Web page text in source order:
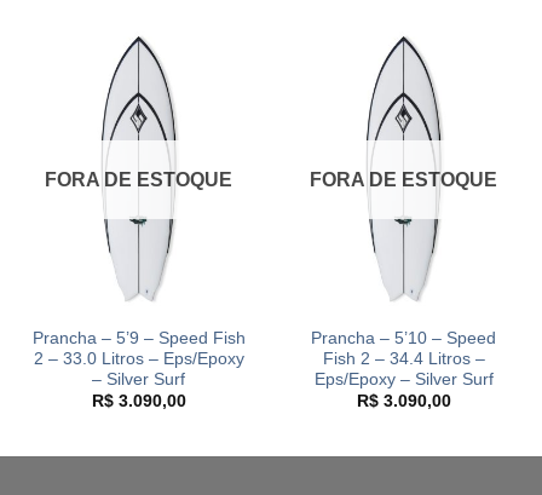
FORA DE ESTOQUE
Prancha – 5’9 – Speed Fish
2 – 33.0 Litros – Eps/Epoxy
– Silver Surf
R$3.090,00
FORA DE ESTOQUE
Prancha – 5’10 – Speed
Fish 2 – 34.4 Litros –
Eps/Epoxy – Silver Surf
R$3.090,00